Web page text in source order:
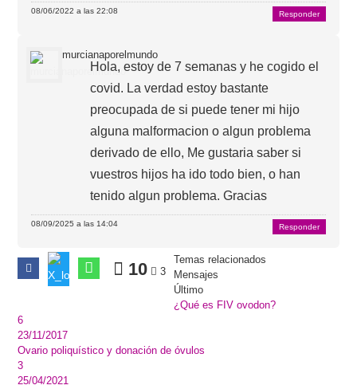
08/06/2022 a las 22:08 Responder
murcianaporelmundo
Hola, estoy de 7 semanas y he cogido el
covid. La verdad estoy bastante
preocupada de si puede tener mi hijo
alguna malformacion o algun problema
derivado de ello, Me gustaria saber si
vuestros hijos ha ido todo bien, o han
tenido algun problema. Gracias
08/09/2025 a las 14:04 Responder
10 3
Temas relacionados
Mensajes
Último
¿Qué es FIV ovodon?
6
23/11/2017
Ovario poliquístico y donación de óvulos
3
25/04/2021